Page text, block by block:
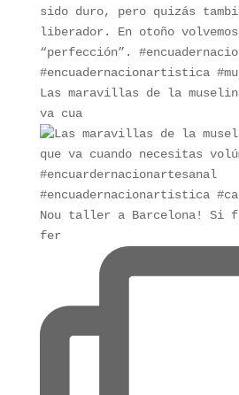
Las maravillas de la
va cua
Nou taller a Barcelona! Si
fer